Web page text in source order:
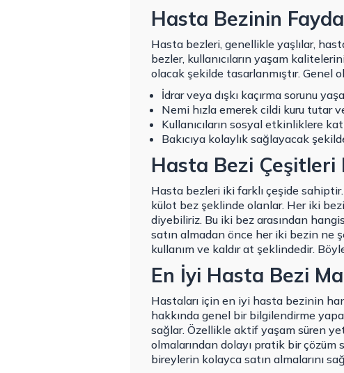
Hasta Bezinin
Hasta bezleri, genellikle yaşlılar,
bezler, kullanıcıların yaşam
olacak şekilde tasarlanmıştır. Genel
İdrar veya dışkı kaçırma sorunu
Nemi hızla emerek cildi kuru tutar
Kullanıcıların sosyal etkinliklere
Bakıcıya kolaylık sağlayacak
Hasta Bezi Çeşitleri
Hasta bezleri iki farklı çeşide
külot bez şeklinde olanlar. Her iki
diyebiliriz. Bu iki bez arasından
satın almadan önce her iki bezin ne
kullanım ve kaldır at şeklindedir.
En İyi Hasta Bezi
Hastaları için en iyi hasta bezinin
hakkında genel bir bilgilendirme
sağlar. Özellikle aktif yaşam süren
olmalarından dolayı pratik bir çözüm
bireylerin kolayca satın almalarını